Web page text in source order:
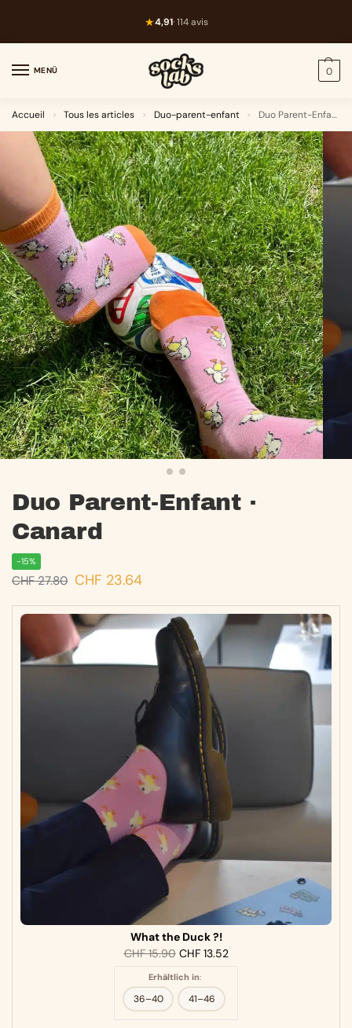
★4,91· 114 avis
MENÜ 0
Accueil > Tous les articles > Duo-parent-enfant > Duo Parent-Enfant · Canard
-15%
Duo Parent-Enfant ·
Canard
CHF27.80 CHF 23.64
What the Duck ?!
CHF15.90 CHF13.52
Erhältlich in:
36–40 41–46